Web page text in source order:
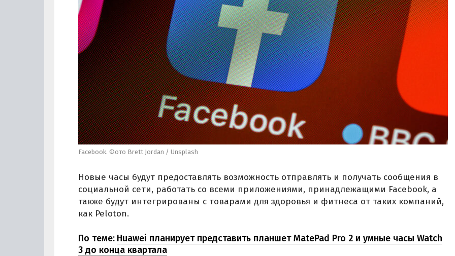
Facebook. Фото Brett Jordan / Unsplash
Новые часы будут предоставлять возможность отправлять и получать сообщения в
социальной сети, работать со всеми приложениями, принадлежащими Facebook, а
также будут интегрированы с товарами для здоровья и фитнеса от таких компаний,
как Peloton.
По теме: Huawei планирует представить планшет MatePad Pro 2 и умные часы Watch
3 до конца квартала